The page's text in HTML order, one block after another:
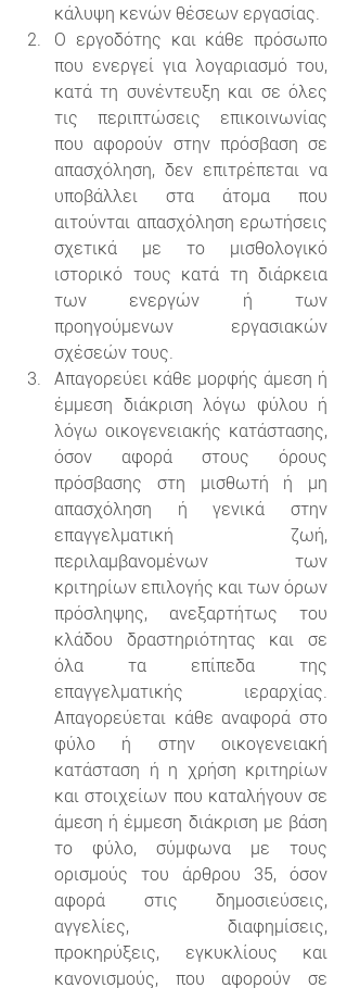
κάλυψη κενών θέσεων εργασίας.
Ο εργοδότης και κάθε πρόσωπο
που ενεργεί για λογαριασμό του,
κατά τη συνέντευξη και σε όλες
τις περιπτώσεις επικοινωνίας
που αφορούν στην πρόσβαση σε
απασχόληση, δεν επιτρέπεται να
υποβάλλει στα άτομα που
αιτούνται απασχόληση ερωτήσεις
σχετικά με το μισθολογικό
ιστορικό τους κατά τη διάρκεια
των ενεργών ή των
προηγούμενων εργασιακών
σχέσεών τους.
Απαγορεύει κάθε μορφής άμεση ή
έμμεση διάκριση λόγω φύλου ή
λόγω οικογενειακής κατάστασης,
όσον αφορά στους όρους
πρόσβασης στη μισθωτή ή μη
απασχόληση ή γενικά στην
επαγγελματική ζωή,
περιλαμβανομένων των
κριτηρίων επιλογής και των όρων
πρόσληψης, ανεξαρτήτως του
κλάδου δραστηριότητας και σε
όλα τα επίπεδα της
επαγγελματικής ιεραρχίας.
Απαγορεύεται κάθε αναφορά στο
φύλο ή στην οικογενειακή
κατάσταση ή η χρήση κριτηρίων
και στοιχείων που καταλήγουν σε
άμεση ή έμμεση διάκριση με βάση
το φύλο, σύμφωνα με τους
ορισμούς του άρθρου 35, όσον
αφορά στις δημοσιεύσεις,
αγγελίες, διαφημίσεις,
προκηρύξεις, εγκυκλίους και
κανονισμούς, που αφορούν σε